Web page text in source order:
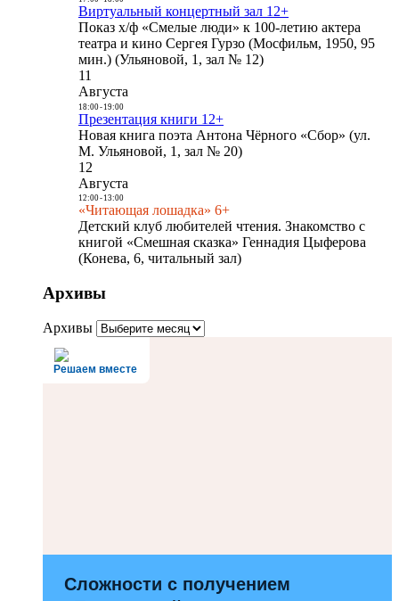
Виртуальный концертный зал 12+
Показ х/ф «Смелые люди» к 100-летию актера
театра и кино Сергея Гурзо (Мосфильм, 1950, 95
мин.) (Ульяновой, 1, зал № 12)
11
Августа
18:00- 19:00
Презентация книги 12+
Новая книга поэта Антона Чёрного «Сбор» (ул.
М. Ульяновой, 1, зал № 20)
12
Августа
12:00- 13:00
«Читающая лошадка» 6+
Детский клуб любителей чтения. Знакомство с
книгой «Смешная сказка» Геннадия Цыферова
(Конева, 6, читальный зал)
Архивы
Архивы
Решаем вместе
Сложности с получением